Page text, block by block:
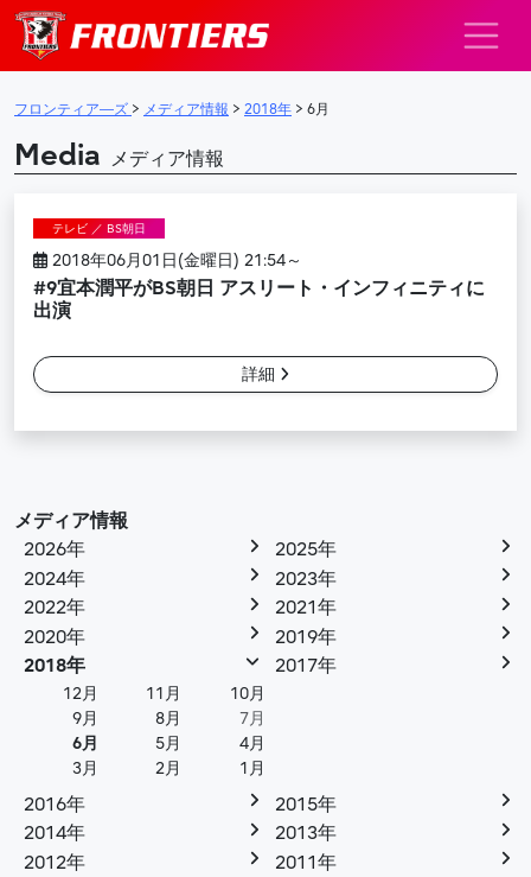
メインナビゲーション
フロンティア―ズ > メディア情報 > 2018年 > 6月
Media メディア情報
テレビ ／ BS朝日
2018年06月01日(金曜日) 21:54～
#9宜本潤平がBS朝日 アスリート・インフィニティに
出演
詳細
メディア情報
2026年
2025年
2024年
2023年
2022年
2021年
2020年
2019年
2018年
12月 11月
10月
9月
8月
7月
6月
5月
4月
3月
2月 1月
2017年
2016年
2015年
2014年
2013年
2012年
2011年